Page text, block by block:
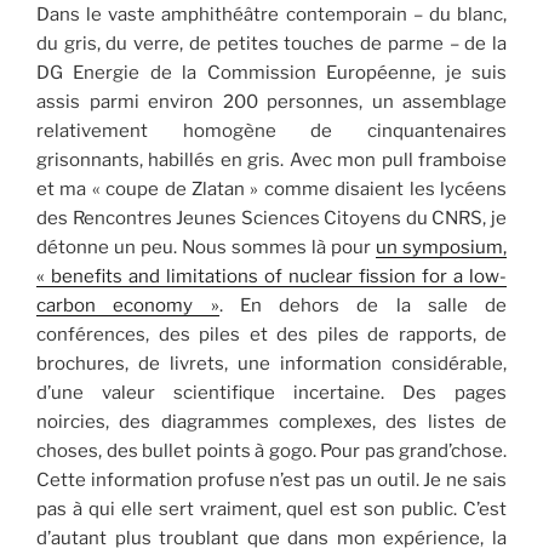
Dans le vaste amphithéâtre contemporain – du blanc,
du gris, du verre, de petites touches de parme – de la
DG Energie de la Commission Européenne, je suis
assis parmi environ 200 personnes, un assemblage
relativement homogène de cinquantenaires
grisonnants, habillés en gris. Avec mon pull framboise
et ma « coupe de Zlatan » comme disaient les lycéens
des Rencontres Jeunes Sciences Citoyens du CNRS, je
détonne un peu. Nous sommes là pour un symposium,
« benefits and limitations of nuclear fission for a low-
carbon economy ». En dehors de la salle de
conférences, des piles et des piles de rapports, de
brochures, de livrets, une information considérable,
d’une valeur scientifique incertaine. Des pages
noircies, des diagrammes complexes, des listes de
choses, des bullet points à gogo. Pour pas grand’chose.
Cette information profuse n’est pas un outil. Je ne sais
pas à qui elle sert vraiment, quel est son public. C’est
d’autant plus troublant que dans mon expérience, la